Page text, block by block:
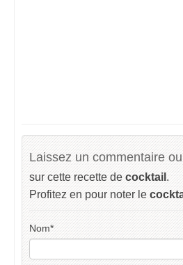
Laissez un commentaire
sur cette recette de cocktail .
Profitez en pour noter le
Nom*